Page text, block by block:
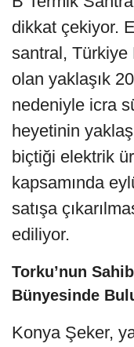
dikkat çekiyor.
santral, Türkiye
olan yaklaşık
nedeniyle icra
heyetinin
biçtiği elektrik
kapsamında
satışa
ediliyor.
Torku’nun
Bünyesinde
Konya Şeker,